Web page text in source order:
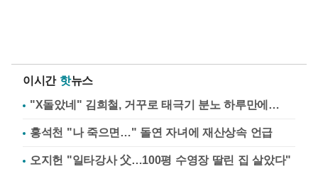
이시간 핫뉴스
"X돌았네" 김희철, 거꾸로 태극기 분노 하루만에…
홍석천 "나 죽으면…" 돌연 자녀에 재산상속 언급
오지헌 "일타강사 父…100평 수영장 딸린 집 살았다"